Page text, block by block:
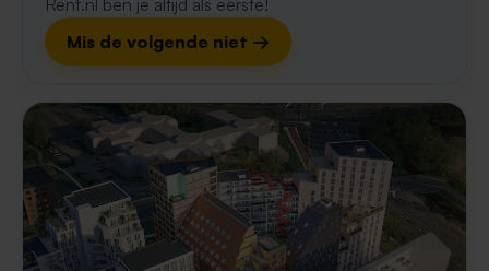
Rent.nl ben je altijd als eerste!
Mis de volgende niet →